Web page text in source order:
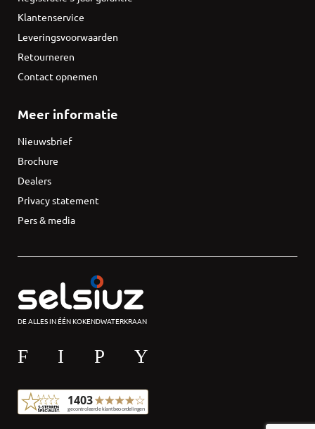
DE ALLES IN ÉÉN KOKENDWATERKRAAN
Klantenservice
Leveringsvoorwaarden
Retourneren
Contact opnemen
Meer informatie
Nieuwsbrief
Brochure
Dealers
Privacy statement
Pers & media